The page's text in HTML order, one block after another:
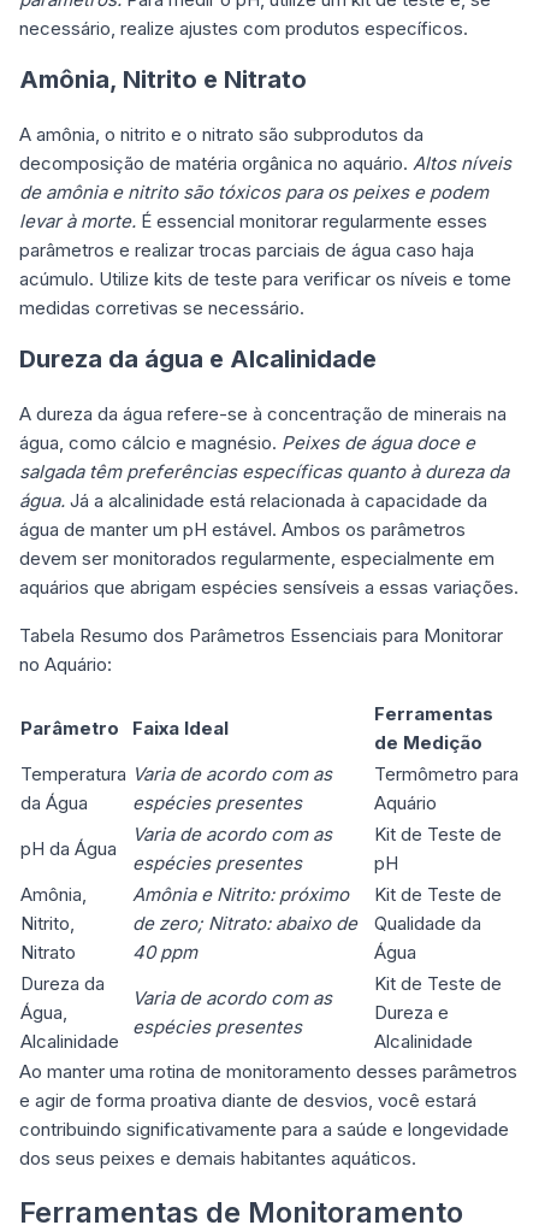
necessário, realize ajustes com produtos específicos.
Amônia, Nitrito e Nitrato
A amônia, o nitrito e o nitrato são subprodutos da
decomposição de matéria orgânica no aquário. Altos níveis
de amônia e nitrito são tóxicos para os peixes e podem
levar à morte. É essencial monitorar regularmente esses
parâmetros e realizar trocas parciais de água caso haja
acúmulo. Utilize kits de teste para verificar os níveis e tome
medidas corretivas se necessário.
Dureza da água e Alcalinidade
A dureza da água refere-se à concentração de minerais na
água, como cálcio e magnésio. Peixes de água doce e
salgada têm preferências específicas quanto à dureza da
água. Já a alcalinidade está relacionada à capacidade da
água de manter um pH estável. Ambos os parâmetros
devem ser monitorados regularmente, especialmente em
aquários que abrigam espécies sensíveis a essas variações.
Tabela Resumo dos Parâmetros Essenciais para Monitorar
no Aquário:
Parâmetro Faixa Ideal
Ferramentas
de Medição
Temperatura
da Água
Varia de acordo com as
espécies presentes
Termômetro para
Aquário
pH da Água
Varia de acordo com as
espécies presentes
Kit de Teste de
pH
Amônia,
Nitrito,
Nitrato
Amônia e Nitrito: próximo
de zero; Nitrato: abaixo de
40 ppm
Kit de Teste de
Qualidade da
Água
Dureza da
Água,
Alcalinidade
Varia de acordo com as
espécies presentes
Kit de Teste de
Dureza e
Alcalinidade
Ao manter uma rotina de monitoramento desses parâmetros
e agir de forma proativa diante de desvios, você estará
contribuindo significativamente para a saúde e longevidade
dos seus peixes e demais habitantes aquáticos.
Ferramentas de Monitoramento